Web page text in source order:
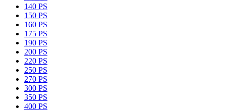
140 PS
150 PS
160 PS
175 PS
190 PS
200 PS
220 PS
250 PS
270 PS
300 PS
350 PS
400 PS